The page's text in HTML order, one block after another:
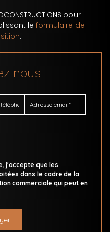
pour
le formulaire de
.
nous
j'accepte que les
dans le cadre de la
commerciale qui peut en